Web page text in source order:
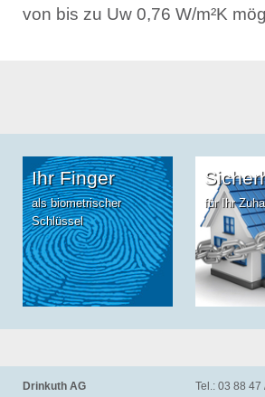
von bis zu Uw 0,76 W/m²K
Ihr Finger
als biometrischer
Schlüssel
für Ihr
Drinkuth AG
Tel.: 03 88 47